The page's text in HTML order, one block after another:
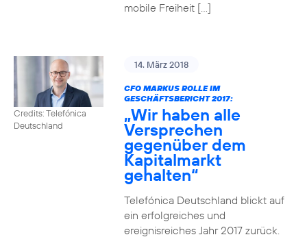
mobile Freiheit […]
Credits: Telefónica
Deutschland
14. März 2018
CFO MARKUS ROLLE IM
GESCHÄFTSBERICHT 2017:
„Wir haben alle
Versprechen
gegenüber dem
Kapitalmarkt
gehalten“
Telefónica Deutschland blickt auf
ein erfolgreiches und
ereignisreiches Jahr 2017 zurück.